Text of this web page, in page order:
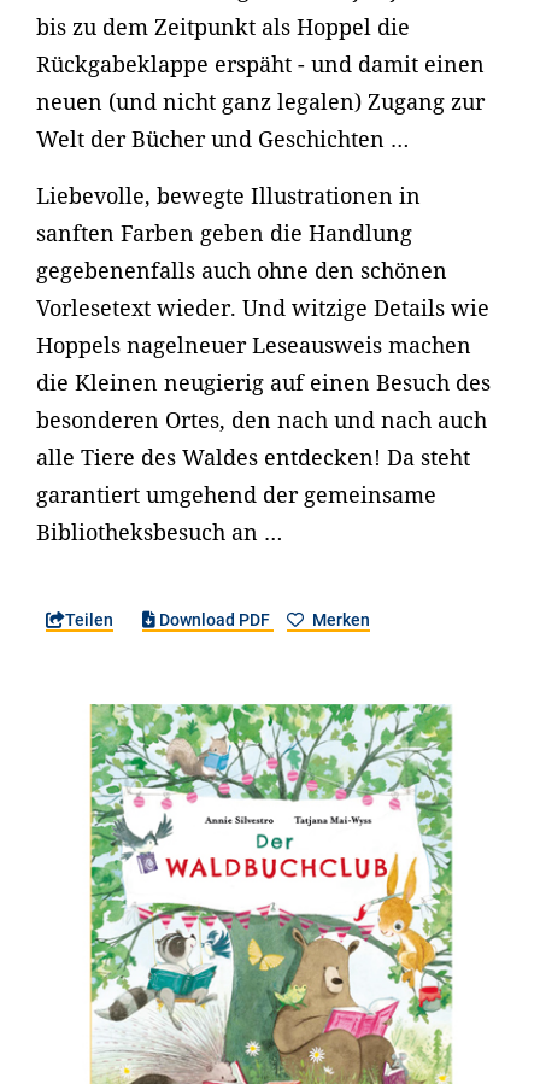
bis zu dem Zeitpunkt als Hoppel die
Rückgabeklappe erspäht - und damit einen
neuen (und nicht ganz legalen) Zugang zur
Welt der Bücher und Geschichten …
Liebevolle, bewegte Illustrationen in
sanften Farben geben die Handlung
gegebenenfalls auch ohne den schönen
Vorlesetext wieder. Und witzige Details wie
Hoppels nagelneuer Leseausweis machen
die Kleinen neugierig auf einen Besuch des
besonderen Ortes, den nach und nach auch
alle Tiere des Waldes entdecken! Da steht
garantiert umgehend der gemeinsame
Bibliotheksbesuch an …
Teilen Download PDF Merken